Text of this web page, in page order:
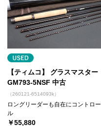
【ティムコ】 グラスマスター
GM793-5NSF 中古
（260121-6514093k）
ロングリーダーも自在にコントロー
ル
￥55,880